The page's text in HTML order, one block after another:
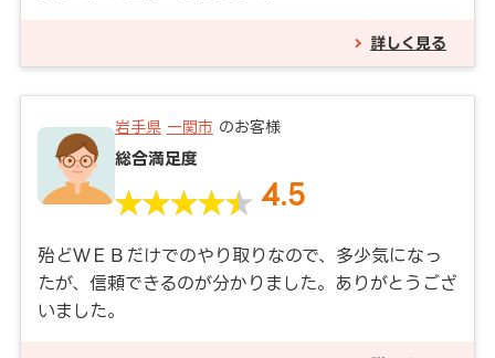
詳しく見る
岩手県 一関市 のお客様
総合満足度
4.5
殆どＷＥＢだけでのやり取りなので、多少気になっ
たが、信頼できるのが分かりました。ありがとうござ
いました。